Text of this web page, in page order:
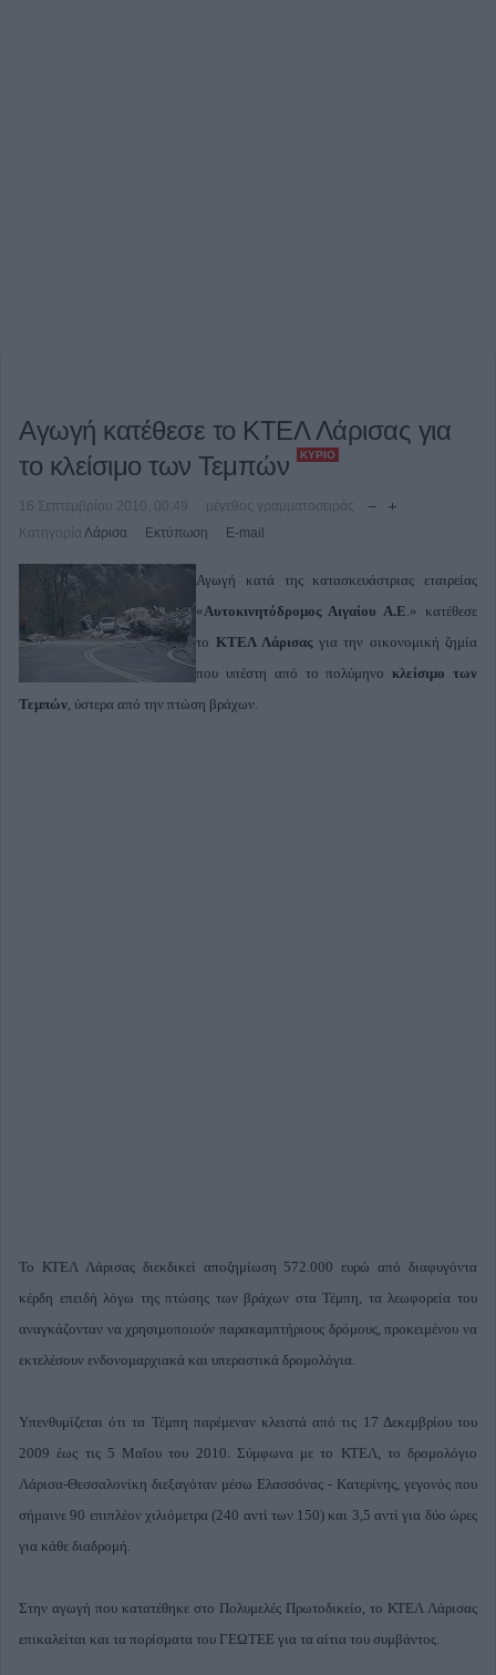
Αγωγή κατέθεσε το ΚΤΕΛ Λάρισας για
το κλείσιμο των Τεμπών
ΚΎΡΙΟ
16 Σεπτεμβρίου 2010, 00:49
μέγεθος γραμματοσειράς
Κατηγορία Λάρισα Εκτύπωση E-mail
Αγωγή κατά της κατασκευάστριας εταιρείας
«Αυτοκινητόδρομος Αιγαίου Α.Ε.» κατέθεσε
το ΚΤΕΛ Λάρισαςγια την οικονομική ζημία
που υπέστη από το πολύμηνο κλείσιμο των
Τεμπών, ύστερα από την πτώση βράχων.
Το ΚΤΕΛ Λάρισας διεκδικεί αποζημίωση 572.000 ευρώ από διαφυγόντα
κέρδη επειδή λόγω της πτώσης των βράχων στα Τέμπη, τα λεωφορεία του
αναγκάζονταν να χρησιμοποιούν παρακαμπτήριους δρόμους, προκειμένου να
εκτελέσουν ενδονομαρχιακά και υπεραστικά δρομολόγια.
Υπενθυμίζεται ότι τα Τέμπη παρέμεναν κλειστά από τις 17 Δεκεμβρίου του
2009 έως τις 5 Μαΐου του 2010. Σύμφωνα με το ΚΤΕΛ, το δρομολόγιο
Λάρισα-Θεσσαλονίκη διεξαγόταν μέσω Ελασσόνας - Κατερίνης, γεγονός που
σήμαινε 90 επιπλέον χιλιόμετρα (240 αντί των 150) και 3,5 αντί για δύο ώρες
για κάθε διαδρομή.
Στην αγωγή που κατατέθηκε στο Πολυμελές Πρωτοδικείο, το ΚΤΕΛ Λάρισας
επικαλείται και τα πορίσματα του ΓΕΩΤΕΕ για τα αίτια του συμβάντος.